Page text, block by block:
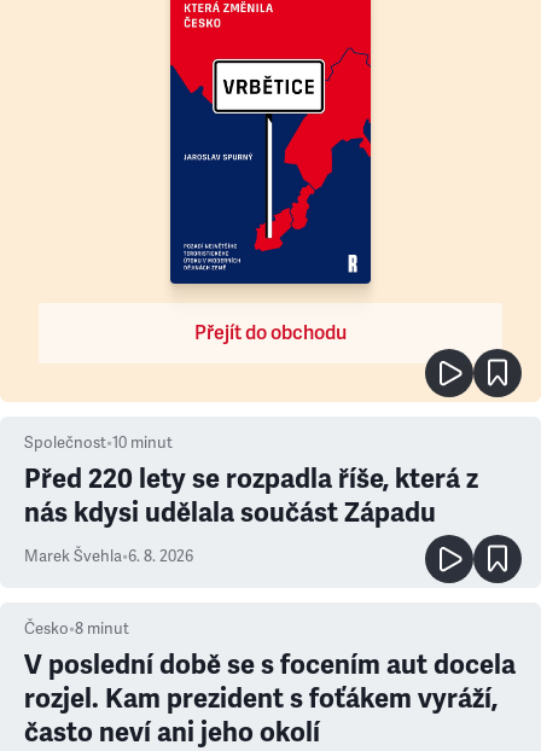
Přejít do obchodu
Společnost•10 minut
Před 220 lety se rozpadla říše, která z
nás kdysi udělala součást Západu
Marek Švehla•6. 8. 2026
Česko•8 minut
V poslední době se s focením aut docela
rozjel. Kam prezident s foťákem vyráží,
často neví ani jeho okolí